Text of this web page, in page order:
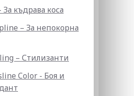
За къдрава коса
– За непокорна
– Стилизанти
Color - Боя и